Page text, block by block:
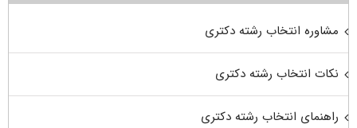
مشاوره انتخاب رشته دکتری
نکات انتخاب رشته دکتری
راهنمای انتخاب رشته دکتری